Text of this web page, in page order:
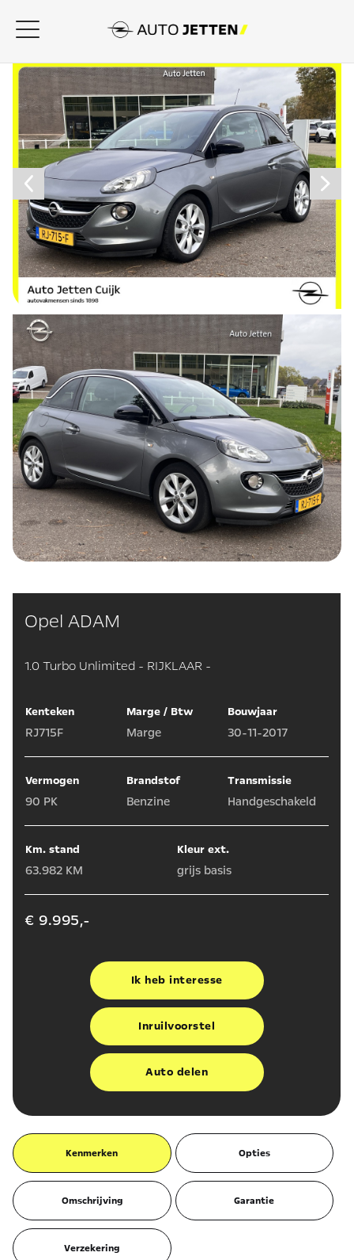
Opel ADAM
1.0 Turbo Unlimited - RIJKLAAR -
Kenteken
RJ715F
Marge / Btw
Marge
Bouwjaar
30-11-2017
Vermogen
90 PK
Brandstof
Benzine
Transmissie
Handgeschakeld
Km. stand
63.982 KM
Kleur ext.
grijs basis
€ 9.995,-
Ik heb interesse
Inruilvoorstel
Auto delen
Kenmerken Opties
Omschrijving Garantie
Verzekering